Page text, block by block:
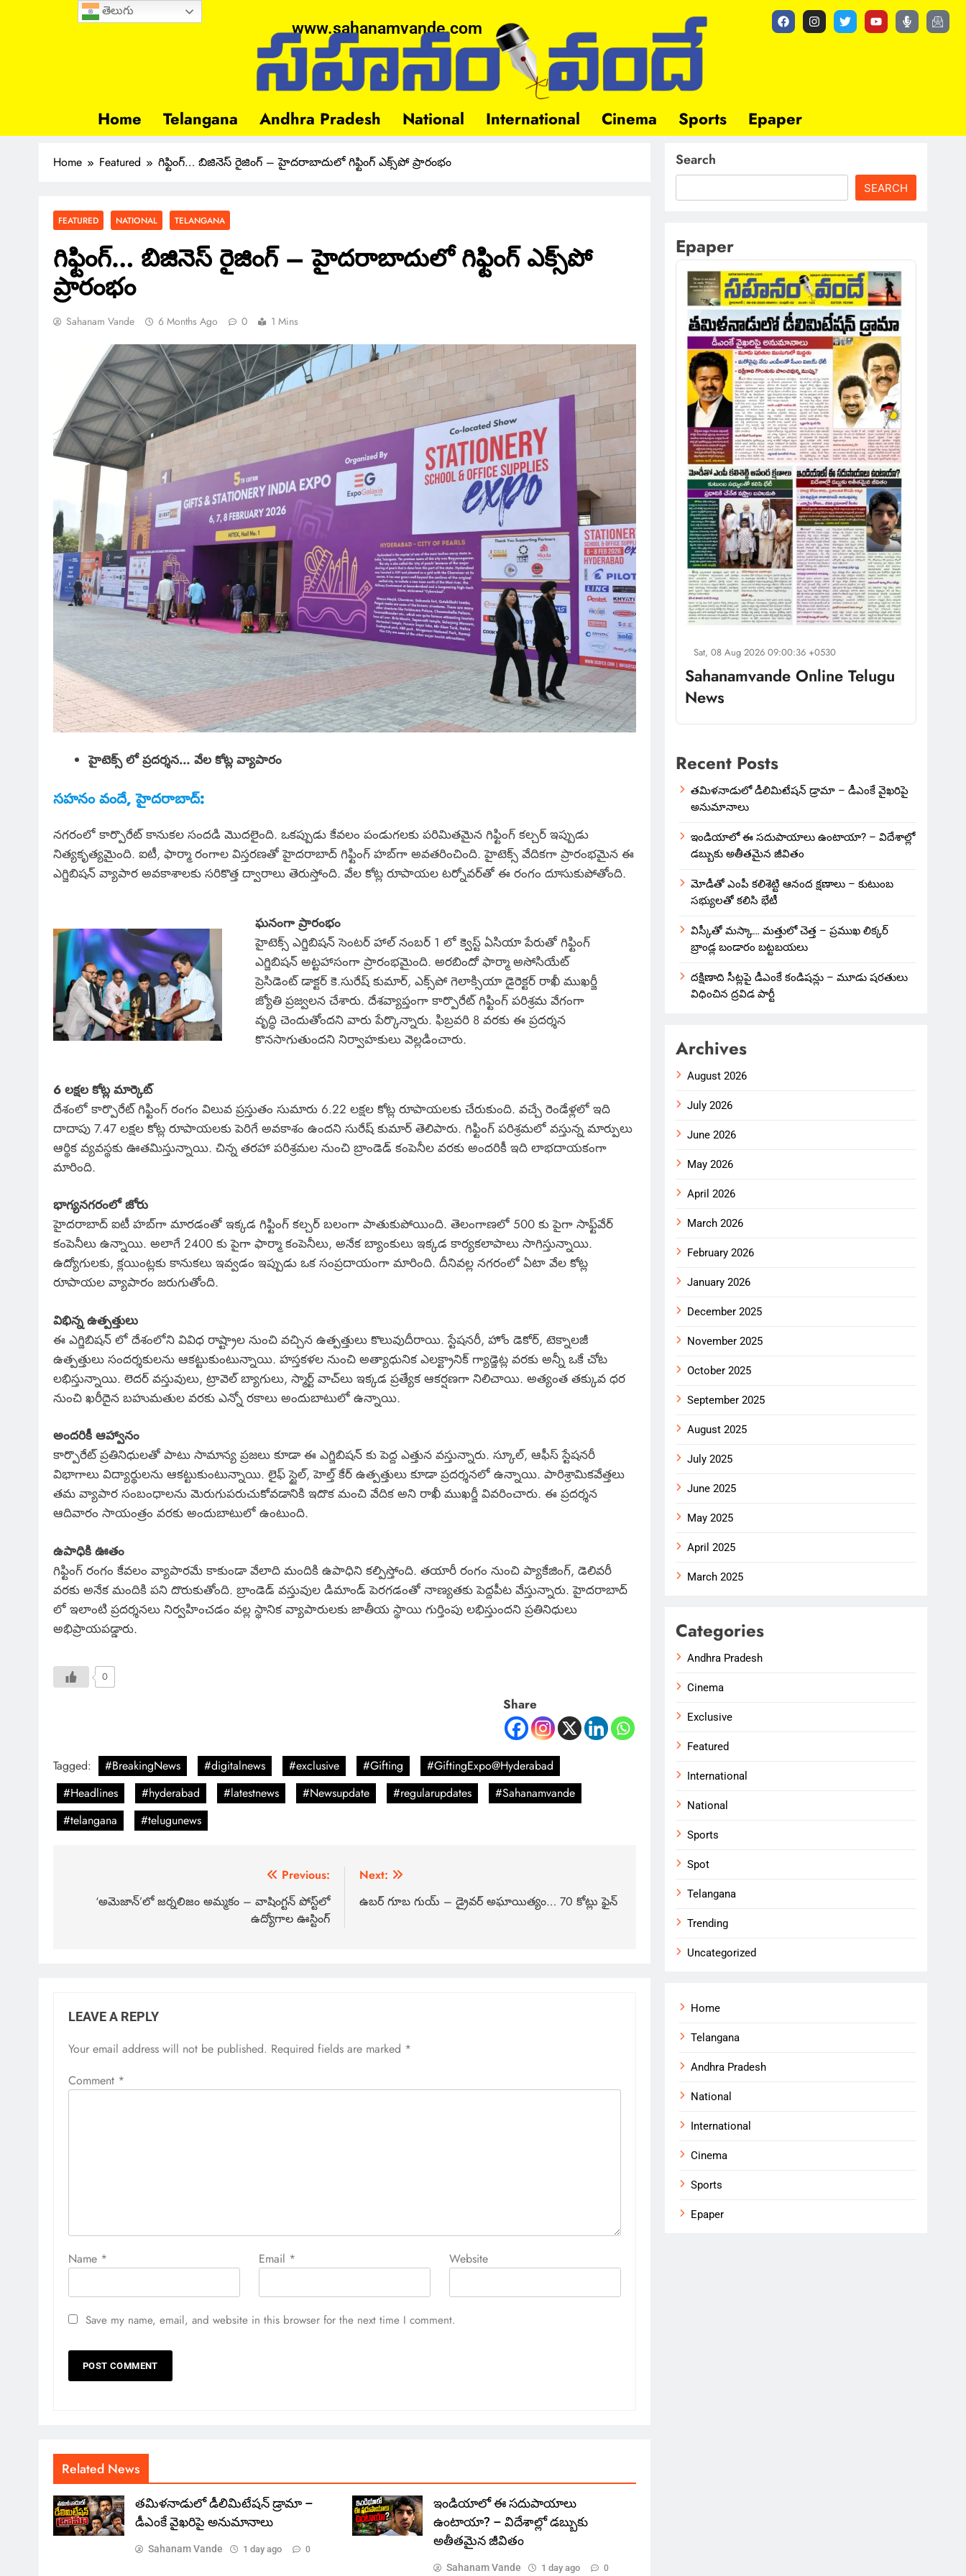
www.sahanamvande.com
Home Telangana Andhra Pradesh National International Cinema Sports Epaper
Home Featured గిఫ్టింగ్… బిజినెస్ రైజింగ్ – హైదరాబాదులో గిఫ్టింగ్ ఎక్స్‌పో ప్రారంభం
FEATURED NATIONAL TELANGANA
గిఫ్టింగ్… బిజినెస్ రైజింగ్ – హైదరాబాదులో గిఫ్టింగ్ ఎక్స్‌పో
ప్రారంభం
Sahanam Vande 6 Months Ago 0 1 Mins
హైటెక్స్ లో ప్రదర్శన… వేల కోట్ల వ్యాపారం
సహనం వందే, హైదరాబాద్:
నగరంలో కార్పొరేట్ కానుకల సందడి మొదలైంది. ఒకప్పుడు కేవలం పండుగలకు పరిమితమైన గిఫ్టింగ్ కల్చర్ ఇప్పుడు
నిత్యకృత్యమైంది. ఐటీ, ఫార్మా రంగాల విస్తరణతో హైదరాబాద్ గిఫ్టింగ్ హబ్‌గా అవతరించింది. హైటెక్స్ వేదికగా ప్రారంభమైన ఈ
ఎగ్జిబిషన్ వ్యాపార అవకాశాలకు సరికొత్త ద్వారాలు తెరుస్తోంది. వేల కోట్ల రూపాయల టర్నోవర్‌తో ఈ రంగం దూసుకుపోతోంది.
ఘనంగా ప్రారంభం
హైటెక్స్ ఎగ్జిబిషన్ సెంటర్ హాల్ నంబర్ 1 లో క్వెస్ట్ ఏసియా పేరుతో గిఫ్టింగ్
ఎగ్జిబిషన్ అట్టహాసంగా ప్రారంభమైంది. అరబిందో ఫార్మా అసోసియేట్
ప్రెసిడెంట్ డాక్టర్ కె.సురేష్ కుమార్, ఎక్స్‌పో గెలాక్సియా డైరెక్టర్ రాఖీ ముఖర్జీ
జ్యోతి ప్రజ్వలన చేశారు. దేశవ్యాప్తంగా కార్పొరేట్ గిఫ్టింగ్ పరిశ్రమ వేగంగా
వృద్ధి చెందుతోందని వారు పేర్కొన్నారు. ఫిబ్రవరి 8 వరకు ఈ ప్రదర్శన
కొనసాగుతుందని నిర్వాహకులు వెల్లడించారు.
6 లక్షల కోట్ల మార్కెట్
దేశంలో కార్పొరేట్ గిఫ్టింగ్ రంగం విలువ ప్రస్తుతం సుమారు 6.22 లక్షల కోట్ల రూపాయలకు చేరుకుంది. వచ్చే రెండేళ్లలో ఇది
దాదాపు 7.47 లక్షల కోట్ల రూపాయలకు పెరిగే అవకాశం ఉందని సురేష్ కుమార్ తెలిపారు. గిఫ్టింగ్ పరిశ్రమలో వస్తున్న మార్పులు
ఆర్థిక వ్యవస్థకు ఊతమిస్తున్నాయి. చిన్న తరహా పరిశ్రమల నుంచి బ్రాండెడ్ కంపెనీల వరకు అందరికీ ఇది లాభదాయకంగా
మారింది.
భాగ్యనగరంలో జోరు
హైదరాబాద్ ఐటీ హబ్‌గా మారడంతో ఇక్కడ గిఫ్టింగ్ కల్చర్ బలంగా పాతుకుపోయింది. తెలంగాణలో 500 కు పైగా సాఫ్ట్‌వేర్
కంపెనీలు ఉన్నాయి. అలాగే 2400 కు పైగా ఫార్మా కంపెనీలు, అనేక బ్యాంకులు ఇక్కడ కార్యకలాపాలు సాగిస్తున్నాయి.
ఉద్యోగులకు, క్లయింట్లకు కానుకలు ఇవ్వడం ఇప్పుడు ఒక సంప్రదాయంగా మారింది. దీనివల్ల నగరంలో ఏటా వేల కోట్ల
రూపాయల వ్యాపారం జరుగుతోంది.
విభిన్న ఉత్పత్తులు
ఈ ఎగ్జిబిషన్ లో దేశంలోని వివిధ రాష్ట్రాల నుంచి వచ్చిన ఉత్పత్తులు కొలువుదీరాయి. స్టేషనరీ, హోం డెకోర్, టెక్నాలజీ
ఉత్పత్తులు సందర్శకులను ఆకట్టుకుంటున్నాయి. హస్తకళల నుంచి అత్యాధునిక ఎలక్ట్రానిక్ గ్యాడ్జెట్ల వరకు అన్నీ ఒకే చోట
లభిస్తున్నాయి. లెదర్ వస్తువులు, ట్రావెల్ బ్యాగులు, స్మార్ట్ వాచ్‌లు ఇక్కడ ప్రత్యేక ఆకర్షణగా నిలిచాయి. అత్యంత తక్కువ ధర
నుంచి ఖరీదైన బహుమతుల వరకు ఎన్నో రకాలు అందుబాటులో ఉన్నాయి.
అందరికీ ఆహ్వానం
కార్పొరేట్ ప్రతినిధులతో పాటు సామాన్య ప్రజలు కూడా ఈ ఎగ్జిబిషన్ కు పెద్ద ఎత్తున వస్తున్నారు. స్కూల్, ఆఫీస్ స్టేషనరీ
విభాగాలు విద్యార్థులను ఆకట్టుకుంటున్నాయి. లైఫ్ స్టైల్, హెల్త్ కేర్ ఉత్పత్తులు కూడా ప్రదర్శనలో ఉన్నాయి. పారిశ్రామికవేత్తలు
తమ వ్యాపార సంబంధాలను మెరుగుపరుచుకోవడానికి ఇదొక మంచి వేదిక అని రాఖీ ముఖర్జీ వివరించారు. ఈ ప్రదర్శన
ఆదివారం సాయంత్రం వరకు అందుబాటులో ఉంటుంది.
ఉపాధికి ఊతం
గిఫ్టింగ్ రంగం కేవలం వ్యాపారమే కాకుండా వేలాది మందికి ఉపాధిని కల్పిస్తోంది. తయారీ రంగం నుంచి ప్యాకేజింగ్, డెలివరీ
వరకు అనేక మందికి పని దొరుకుతోంది. బ్రాండెడ్ వస్తువుల డిమాండ్ పెరగడంతో నాణ్యతకు పెద్దపీట వేస్తున్నారు. హైదరాబాద్
లో ఇలాంటి ప్రదర్శనలు నిర్వహించడం వల్ల స్థానిక వ్యాపారులకు జాతీయ స్థాయి గుర్తింపు లభిస్తుందని ప్రతినిధులు
అభిప్రాయపడ్డారు.
0
Share
Tagged: #BreakingNews #digitalnews #exclusive #Gifting
#GiftingExpo@Hyderabad
#Headlines
#hyderabad #latestnews #Newsupdate #regularupdates
#Sahanamvande
#telangana
#telugunews
Previous:
‘అమెజాన్’లో జర్నలిజం అమ్మకం – వాషింగ్టన్ పోస్ట్‌లో
ఉద్యోగాల ఊస్టింగ్
Next:
ఉబర్ గూబ గుయ్ – డ్రైవర్ అఘాయిత్యం… 70 కోట్లు ఫైన్
LEAVE A REPLY
Your email address will not be published. Required fields are marked *
Comment *
Name * Email * Website
Save my name, email, and website in this browser for the next time I comment.
Related News
తమిళనాడులో డీలిమిటేషన్ డ్రామా –
డీఎంకే వైఖరిపై అనుమానాలు
Sahanam Vande 1 day ago 0
ఇండియాలో‌ ఈ సదుపాయాలు
ఉంటాయా? – విదేశాల్లో డబ్బుకు
అతీతమైన జీవితం
Sahanam Vande 1 day ago 0
Search
SEARCH
Epaper
Sat, 08 Aug 2026 09:00:36 +0530
Sahanamvande Online Telugu
News
Recent Posts
తమిళనాడులో డీలిమిటేషన్ డ్రామా – డీఎంకే వైఖరిపై
అనుమానాలు
ఇండియాలో‌ ఈ సదుపాయాలు ఉంటాయా? – విదేశాల్లో
డబ్బుకు అతీతమైన జీవితం
మోడీతో ఎంపీ కలిశెట్టి ఆనంద క్షణాలు – కుటుంబ
సభ్యులతో కలిసి భేటీ
విస్కీతో మస్కా… మత్తులో చెత్త – ప్రముఖ లిక్కర్
బ్రాండ్ల బండారం బట్టబయలు
దక్షిణాది సీట్లపై డీఎంకే కండిషన్లు – మూడు షరతులు
విధించిన ద్రవిడ పార్టీ
Archives
August 2026
July 2026
June 2026
May 2026
April 2026
March 2026
February 2026
January 2026
December 2025
November 2025
October 2025
September 2025
August 2025
July 2025
June 2025
May 2025
April 2025
March 2025
Categories
Andhra Pradesh
Cinema
Exclusive
Featured
International
National
Sports
Spot
Telangana
Trending
Uncategorized
Home
Telangana
Andhra Pradesh
National
International
Cinema
Sports
Epaper
తెలుగు